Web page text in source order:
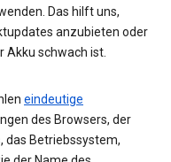
Das hilft uns,
anzubieten oder
Akku schwach ist.
eindeutige
des Browsers, der
das Betriebssystem,